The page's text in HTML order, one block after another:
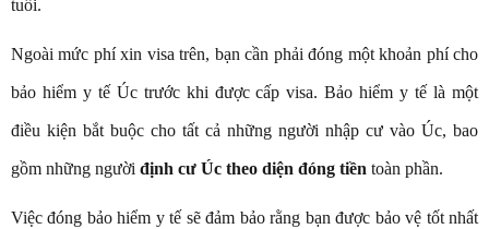
tuổi.
Ngoài mức phí xin visa trên, bạn cần phải đóng một khoản phí cho
bảo hiểm y tế Úc trước khi được cấp visa. Bảo hiểm y tế là một
điều kiện bắt buộc cho tất cả những người nhập cư vào Úc, bao
gồm những người định cư Úc theo diện đóng tiền toàn phần.
Việc đóng bảo hiểm y tế sẽ đảm bảo rằng bạn được bảo vệ tốt nhất